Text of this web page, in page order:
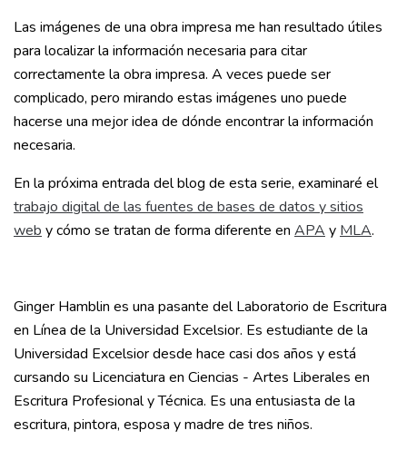
Las imágenes de una obra impresa me han resultado útiles
para localizar la información necesaria para citar
correctamente la obra impresa. A veces puede ser
complicado, pero mirando estas imágenes uno puede
hacerse una mejor idea de dónde encontrar la información
necesaria.
En la próxima entrada del blog de esta serie, examinaré el
trabajo digital de las fuentes de bases de datos y sitios
web y cómo se tratan de forma diferente en APA y MLA.
Ginger Hamblin es una pasante del Laboratorio de Escritura
en Línea de la Universidad Excelsior. Es estudiante de la
Universidad Excelsior desde hace casi dos años y está
cursando su Licenciatura en Ciencias - Artes Liberales en
Escritura Profesional y Técnica. Es una entusiasta de la
escritura, pintora, esposa y madre de tres niños.